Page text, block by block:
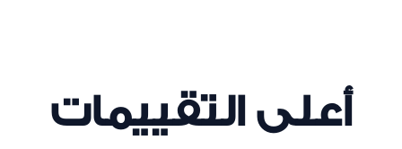
أعلى التقييمات